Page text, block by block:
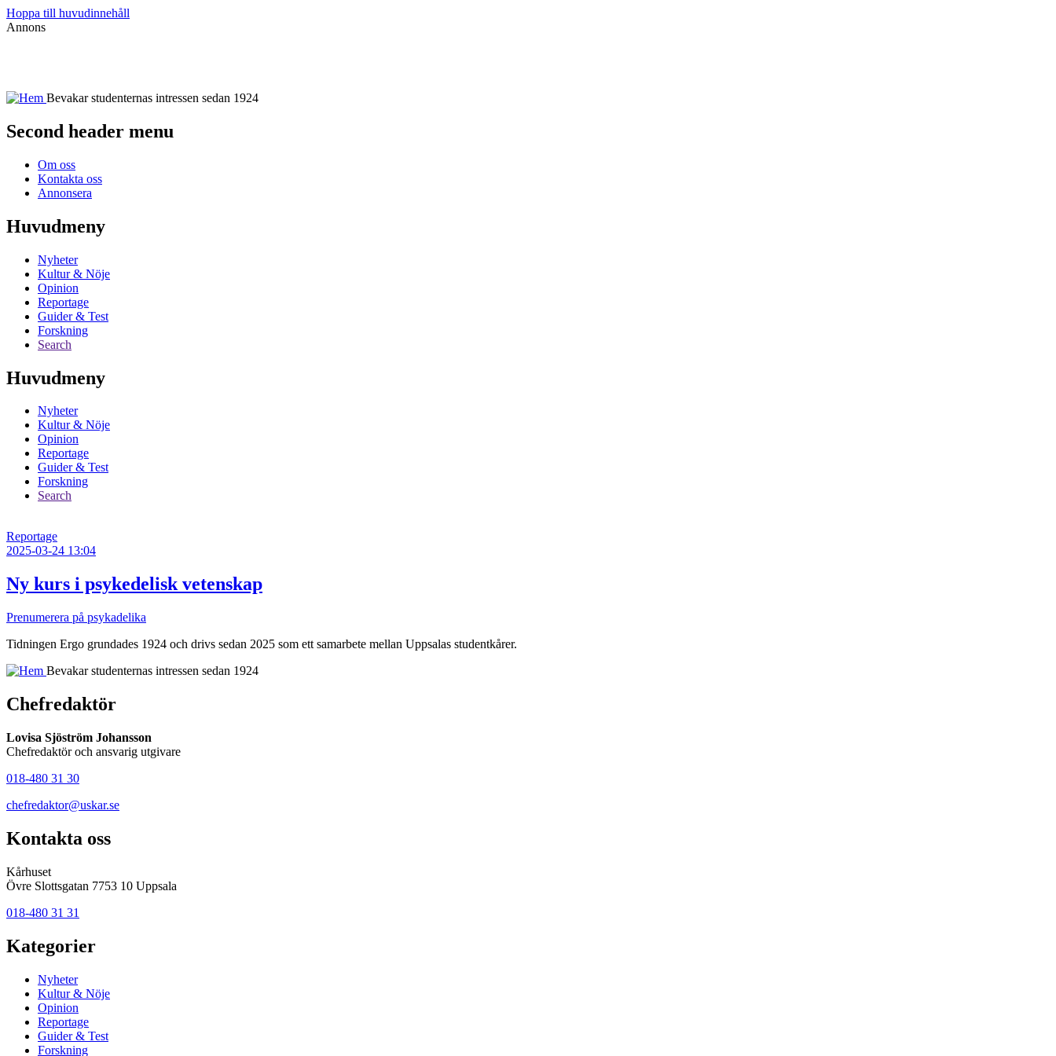
Hoppa till huvudinnehåll
Annons
Bevakar studenternas intressen sedan 1924
Second header menu
Om oss
Kontakta oss
Annonsera
Huvudmeny
Nyheter
Kultur & Nöje
Opinion
Reportage
Guider & Test
Forskning
Search
Huvudmeny
Nyheter
Kultur & Nöje
Opinion
Reportage
Guider & Test
Forskning
Search
Reportage
2025-03-24 13:04
Ny kurs i psykedelisk vetenskap
Prenumerera på psykadelika
Tidningen Ergo grundades 1924 och drivs sedan 2025 som ett samarbete mellan Uppsalas studentkårer.
Bevakar studenternas intressen sedan 1924
Chefredaktör
Lovisa Sjöström Johansson
Chefredaktör och ansvarig utgivare
018-480 31 30
chefredaktor@uskar.se
Kontakta oss
Kårhuset
Övre Slottsgatan 7753 10 Uppsala
018-480 31 31
Kategorier
Nyheter
Kultur & Nöje
Opinion
Reportage
Guider & Test
Forskning